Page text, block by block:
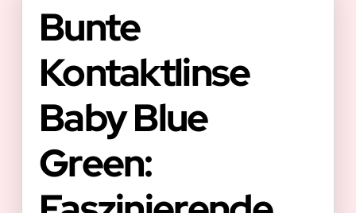
Bunte
Kontaktlinse
Baby Blue
Green: